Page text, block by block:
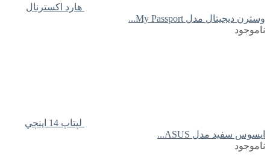
هارد اکسترنال
وسترن دیجیتال مدل My Passport...
ناموجود
لپتاپ 14 اينچي
ايسوس سفید مدل ASUS...
ناموجود